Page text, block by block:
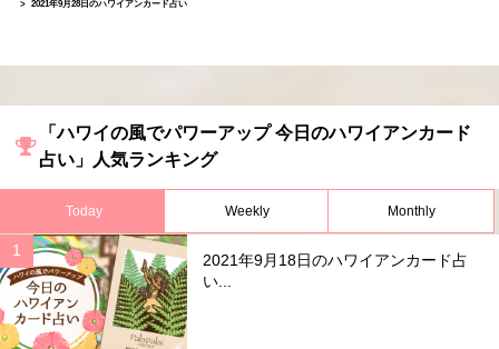
2021年9月28日のハワイアンカード占い
「ハワイの風でパワーアップ 今日のハワイアンカード
占い」人気ランキング
Today Weekly Monthly
2021年9月18日のハワイアンカード占
い...